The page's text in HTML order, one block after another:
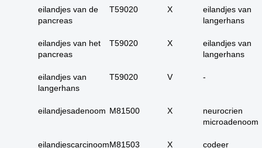
carcinoom
09. alle dubieus
11. alle carcinoma in
12. alle epitheliale
eilandjes van de
pancreas
T59020 X
eilandjes van
langerhans
eilandjes van het
pancreas
T59020 X
eilandjes van
langerhans
eilandjes van
langerhans
T59020 V -
eilandjesadenoom M81500 X
neurocrien
microadenoom
eilandjescarcinoomM81503 X
codeer